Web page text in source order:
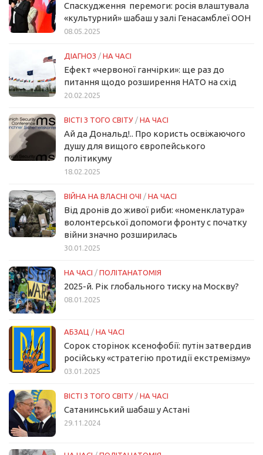
Спаскудження перемоги: росія влаштувала
«культурний» шабаш у залі Генасамблеї ООН
08.05.2025
ДІАГНОЗ / НА ЧАСІ
Ефект «червоної ганчірки»: ще раз до
питання щодо розширення НАТО на схід
20.02.2025
ВІСТІ З ТОГО СВІТУ / НА ЧАСІ
Ай да Дональд!.. Про користь освіжаючого
душу для вищого європейського
політикуму
18.02.2025
ВІЙНА НА ВЛАСНІ ОЧІ / НА ЧАСІ
Від дронів до живої риби: «номенклатура»
волонтерської допомоги фронту с початку
війни значно розширилась
30.01.2025
НА ЧАСІ / ПОЛІТАНАТОМІЯ
2025-й. Рік глобального тиску на Москву?
08.01.2025
АБЗАЦ / НА ЧАСІ
Сорок сторінок ксенофобії: путін затвердив
російську «стратегію протидії екстремізму»
03.01.2025
ВІСТІ З ТОГО СВІТУ / НА ЧАСІ
Сатанинський шабаш у Астані
29.11.2024